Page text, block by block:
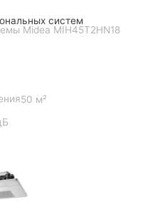
систем
Midea MIH45T2HN18
50 м²